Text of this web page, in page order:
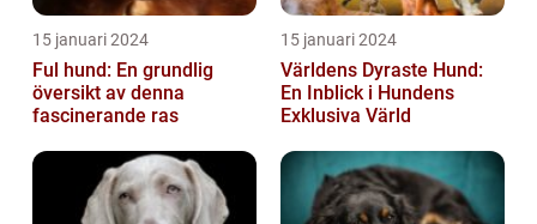
15 januari 2024
Ful hund: En grundlig
översikt av denna
fascinerande ras
15 januari 2024
Världens Dyraste Hund:
En Inblick i Hundens
Exklusiva Värld